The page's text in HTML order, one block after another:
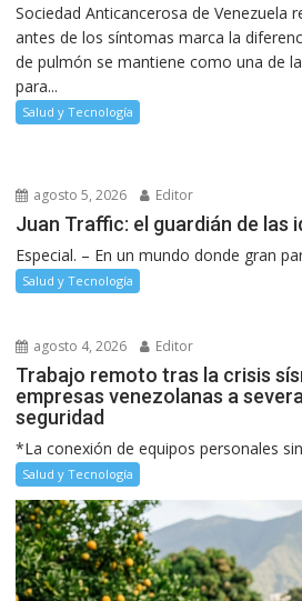
Sociedad Anticancerosa de Venezuela
antes de los síntomas marca la
de pulmón se mantiene como una de
para...
Salud y Tecnología
agosto 5, 2026 Editor
Juan Traffic: el guardián de las
Especial. – En un mundo donde gran
Salud y Tecnología
agosto 4, 2026 Editor
Trabajo remoto tras la crisis
empresas venezolanas a
seguridad
*La conexión de equipos personales
Salud y Tecnología